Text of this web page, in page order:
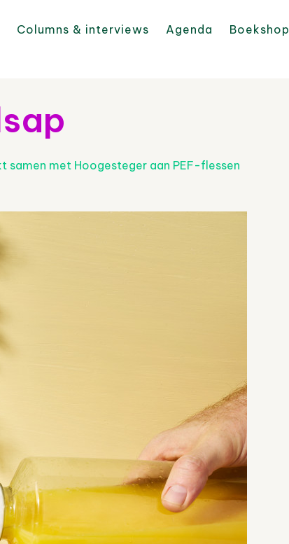
Columns & interviews Agenda Boekshop
samen met Hoogesteger aan PEF-flessen